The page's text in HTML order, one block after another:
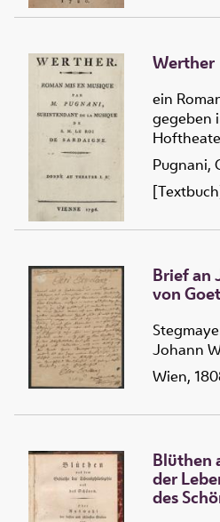
Werther
ein
gegeben
Pugnani,
Brief an
von
Johann
Wien,
Blüthen
der
des